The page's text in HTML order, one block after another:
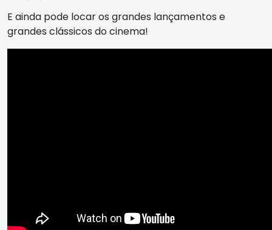
E ainda pode locar os grandes lançamentos e
grandes clássicos do cinema!